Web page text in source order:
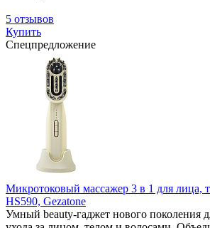
5 отзывов
Купить
Спецпредложение
Микротоковый массажер 3 в 1 для лица,
HS590, Gezatone
Умный beauty-гаджет нового поколения